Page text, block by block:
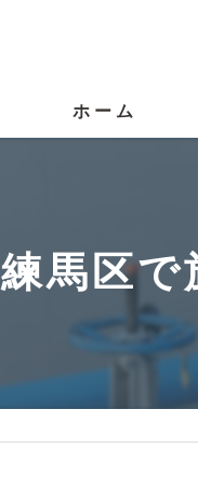
ホーム
練馬区で